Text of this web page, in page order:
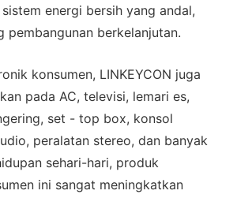
energi bersih yang andal,
pembangunan berkelanjutan.
konsumen, LINKEYCON juga
pada AC, televisi, lemari es,
set - top box, konsol
peralatan stereo, dan banyak
sehari-hari, produk
ini sangat meningkatkan